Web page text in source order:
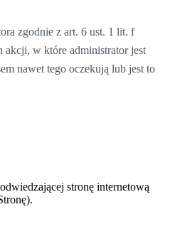
zgodnie z art. 6 ust. 1 lit. f
akcji, w które administrator jest
nawet tego oczekują lub jest to
stronę internetową